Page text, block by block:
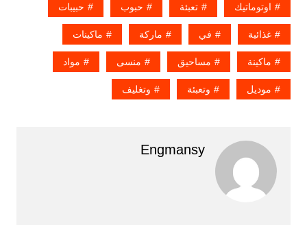
اوتوماتيك تعبئة حبوب حبيبات
غذائية في ماركة ماكينات
ماكينة مساحيق منسى مواد
موديل وتعبئة وتغليف
Engmansy